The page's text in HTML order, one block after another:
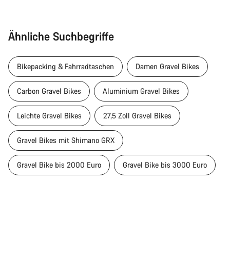
Ähnliche Suchbegriffe
Bikepacking & Fahrradtaschen Damen Gravel Bikes
Carbon Gravel Bikes Aluminium Gravel Bikes
Leichte Gravel Bikes 27,5 Zoll Gravel Bikes
Gravel Bikes mit Shimano GRX
Gravel Bike bis 2000 Euro Gravel Bike bis 3000 Euro